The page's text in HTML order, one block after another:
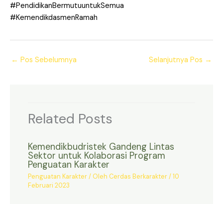
#PendidikanBermutuuntukSemua
#KemendikdasmenRamah
← Pos Sebelumnya Selanjutnya Pos →
Related Posts
Kemendikbudristek Gandeng Lintas
Sektor untuk Kolaborasi Program
Penguatan Karakter
Penguatan Karakter/ Oleh Cerdas Berkarakter/10
Februari 2023